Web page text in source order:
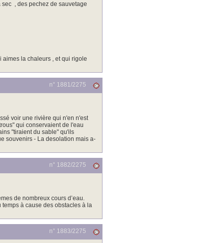
, des pechez de sauvetage
la chaleurs , et qui rigole
n° 1881/2275
voir une rivière qui n'en n'est
qui conservaient de l'eau
"tiraient du sable" qu'ils
souvenirs - La desolation mais a-
n° 1882/2275
de nombreux cours d’eau.
à cause des obstacles à la
n° 1883/2275